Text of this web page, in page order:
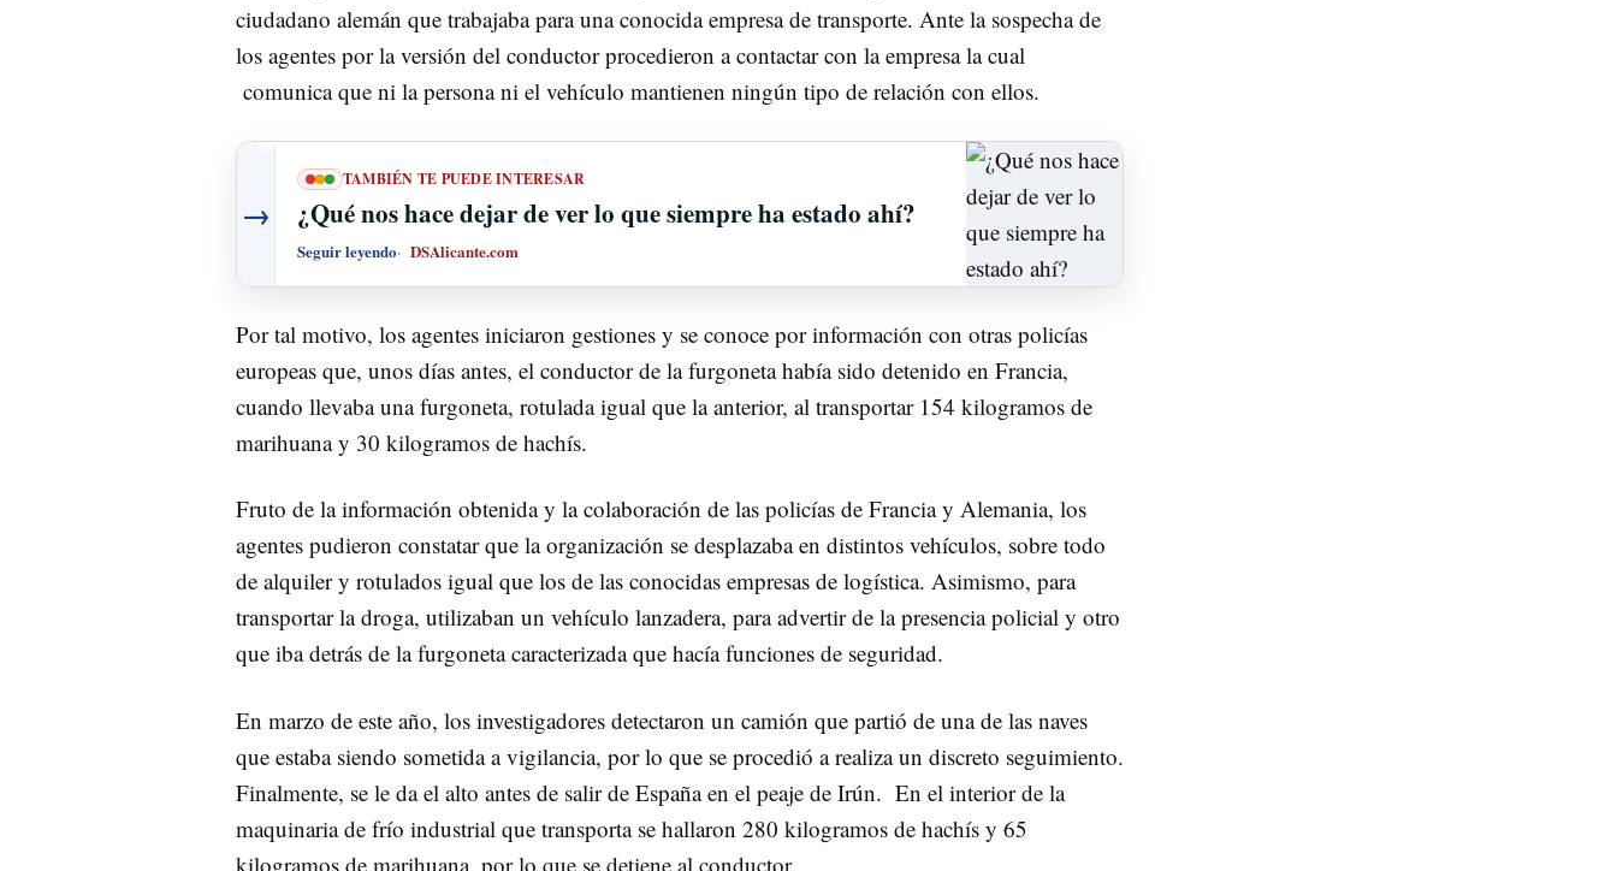
ciudadano alemán que trabajaba para una conocida empresa de transporte. Ante la sospecha de
los agentes por la versión del conductor procedieron a contactar con la empresa la cual
comunica que ni la persona ni el vehículo mantienen ningún tipo de relación con ellos.
→
TAMBIÉN TE PUEDE INTERESAR
¿Qué nos hace dejar de ver lo que siempre ha estado ahí?
Seguir leyendo DSAlicante.com
Por tal motivo, los agentes iniciaron gestiones y se conoce por información con otras policías
europeas que, unos días antes, el conductor de la furgoneta había sido detenido en Francia,
cuando llevaba una furgoneta, rotulada igual que la anterior, al transportar 154 kilogramos de
marihuana y 30 kilogramos de hachís.
Fruto de la información obtenida y la colaboración de las policías de Francia y Alemania, los
agentes pudieron constatar que la organización se desplazaba en distintos vehículos, sobre todo
de alquiler y rotulados igual que los de las conocidas empresas de logística. Asimismo, para
transportar la droga, utilizaban un vehículo lanzadera, para advertir de la presencia policial y otro
que iba detrás de la furgoneta caracterizada que hacía funciones de seguridad.
En marzo de este año, los investigadores detectaron un camión que partió de una de las naves
que estaba siendo sometida a vigilancia, por lo que se procedió a realiza un discreto seguimiento.
Finalmente, se le da el alto antes de salir de España en el peaje de Irún. En el interior de la
maquinaria de frío industrial que transporta se hallaron 280 kilogramos de hachís y 65
kilogramos de marihuana, por lo que se detiene al conductor.